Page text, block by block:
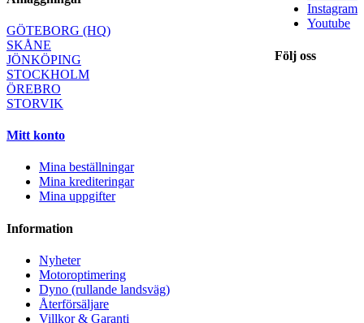
Instagram
Youtube
Följ oss
GÖTEBORG (HQ)
SKÅNE
JÖNKÖPING
STOCKHOLM
ÖREBRO
STORVIK
Mitt konto
Mina beställningar
Mina krediteringar
Mina uppgifter
Information
Nyheter
Motoroptimering
Dyno (rullande landsväg)
Återförsäljare
Villkor & Garanti